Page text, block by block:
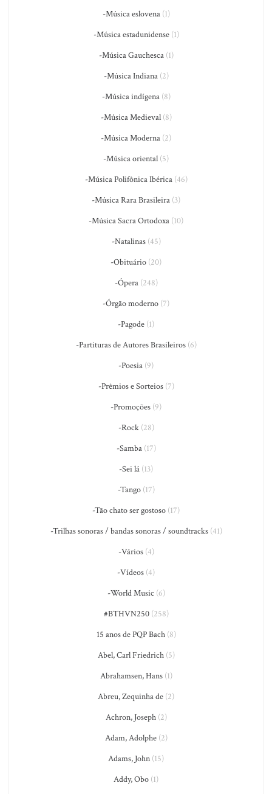
-Música eslovena(1)
-Música estadunidense(1)
-Música Gauchesca(1)
-Música Indiana(2)
-Música indígena(8)
-Música Medieval(8)
-Música Moderna (2)
-Música oriental (5)
-Música Polifônica Ibérica(46)
-Música Rara Brasileira (3)
-Música Sacra Ortodoxa (10)
-Natalinas(45)
-Obituário (20)
-Ópera(248)
-Órgão moderno (7)
-Pagode (1)
-Partituras de Autores Brasileiros(6)
-Poesia (9)
-Prêmios e Sorteios(7)
-Promoções (9)
-Rock(28)
-Samba(17)
-Sei lá (13)
-Tango(17)
-Tão chato ser gostoso (17)
-Trilhas sonoras / bandas sonoras / soundtracks(41)
-Vários(4)
-Vídeos (4)
-World Music (6)
#BTHVN250(258)
15 anos de PQP Bach(8)
Abel, Carl Friedrich(5)
Abrahamsen, Hans(1)
Abreu, Zequinha de (2)
Achron, Joseph(2)
Adam, Adolphe(2)
Adams, John (15)
Addy, Obo (1)